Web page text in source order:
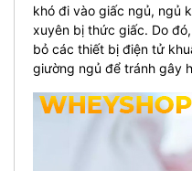
khó đi vào giấc ngủ, ngủ
xuyên bị thức giấc. Do
bỏ các thiết bị điện tử
giường ngủ để tránh gây